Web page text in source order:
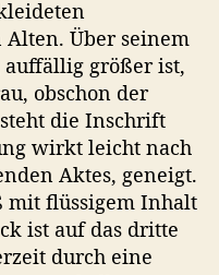
Über seinem
größer ist,
obschon der
die Inschrift
wirkt leicht nach
Aktes, geneigt.
mit flüssigem Inhalt
ist auf das dritte
durch eine